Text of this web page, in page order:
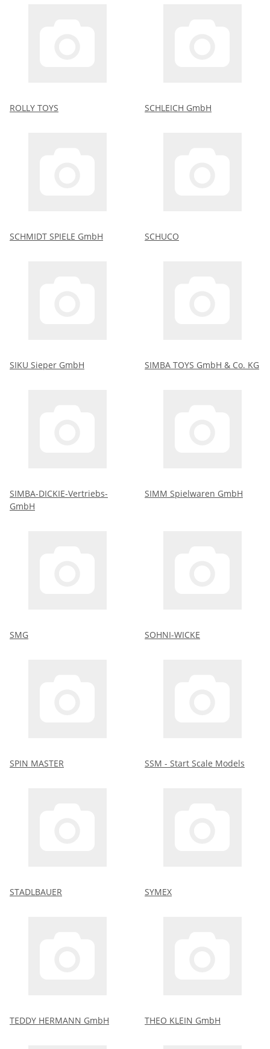
ROLLY TOYS SCHLEICH GmbH
SCHMIDT SPIELE GmbH SCHUCO
SIKU Sieper GmbH SIMBA TOYS GmbH & Co. KG
SIMBA-DICKIE-Vertriebs-
GmbH
SIMM Spielwaren GmbH
SMG SOHNI-WICKE
SPIN MASTER SSM - Start Scale Models
STADLBAUER SYMEX
TEDDY HERMANN GmbH THEO KLEIN GmbH